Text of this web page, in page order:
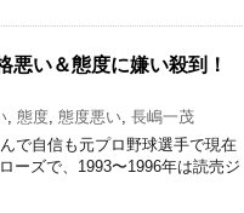
悪い＆態度に嫌い殺到！
態度 態度悪い 長嶋一茂
で自信も元プロ野球選手で現在
ーズで、1993〜1996年は読売ジ